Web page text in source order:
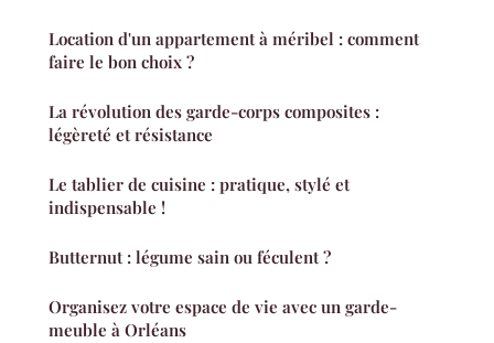
Location d'un appartement à méribel : comment
faire le bon choix ?
La révolution des garde-corps composites :
légèreté et résistance
Le tablier de cuisine : pratique, stylé et
indispensable !
Butternut : légume sain ou féculent ?
Organisez votre espace de vie avec un garde-
meuble à Orléans